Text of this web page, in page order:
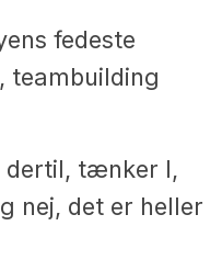
fedeste
teambuilding
dertil, tænker I,
nej, det er heller